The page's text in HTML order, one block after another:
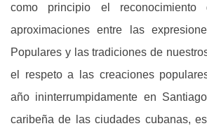
como principio el reconocimiento
aproximaciones entre las
Populares y las tradiciones de
el respeto a las creaciones
año ininterrumpidamente en
caribeña de las ciudades cubanas,